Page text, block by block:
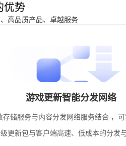
优势
高品质产品、卓越服务
游戏更新智能分发网络
存储服务与内容分发网络服务结合 ，
更新包与客户端高速、低成本的分发与